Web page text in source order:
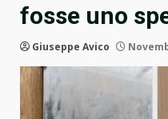
fosse uno
Giuseppe Avico